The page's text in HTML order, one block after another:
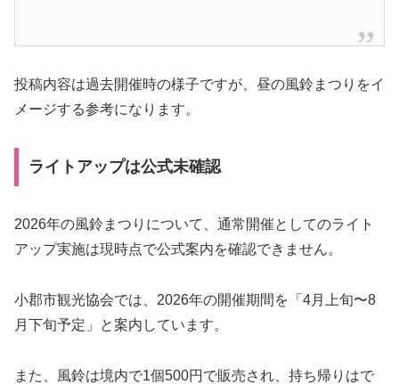
投稿内容は過去開催時の様子ですが、昼の風鈴まつりをイ
メージする参考になります。
ライトアップは公式未確認
2026年の風鈴まつりについて、通常開催としてのライト
アップ実施は現時点で公式案内を確認できません。
小郡市観光協会では、2026年の開催期間を「4月上旬〜8
月下旬予定」と案内しています。
また、風鈴は境内で1個500円で販売され、持ち帰りはで